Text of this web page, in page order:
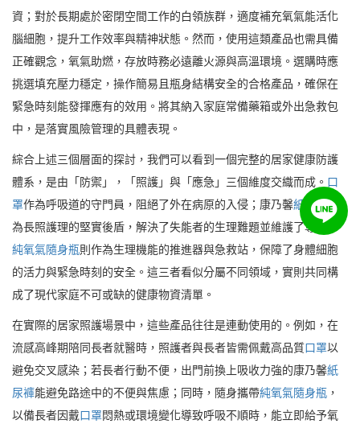
資；對於長期處於密閉空間工作的白領族群，適度補充氧氣能活化
腦細胞，提升工作效率與精神狀態。然而，使用這類產品也需具備
正確觀念，氧氣助燃，存放時務必遠離火源與高溫環境。選購時應
挑選填充壓力穩定，操作簡易且瓶身結構安全的合格產品，確保在
緊急時刻能發揮應有的效用。將其納入家庭常備藥箱或外出急救包
中，是落實風險管理的具體表現。
綜合上述三個層面的探討，我們可以看到一個完整的居家健康防護
體系，是由「防禦」，「照護」與「應急」三個維度交織而成。 口
罩作為呼吸道的守門員，阻絕了外在病原的入侵；康乃馨紙尿褲作
為長照護理的堅實後盾，解決了失能者的生理難題並維護了尊嚴；
純氧氣隨身瓶則作為生理機能的推進器與急救站，保障了身體細胞
的活力與緊急時刻的安全。這三者看似分屬不同領域，實則共同構
成了現代家庭不可或缺的健康物資清單。
在實際的居家照護場景中，這些產品往往是連動使用的。例如，在
流感高峰期陪同長者就醫時，照護者與長者皆需佩戴高品質口罩以
避免交叉感染；若長者行動不便，出門前換上吸收力強的康乃馨紙
尿褲能避免路途中的不便與焦慮；同時，隨身攜帶純氧氣隨身瓶 ，
以備長者因戴口罩悶熱或環境變化導致呼吸不順時，能立即給予氧